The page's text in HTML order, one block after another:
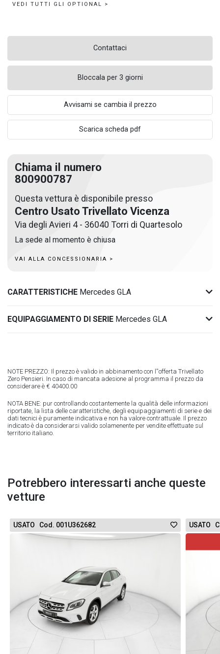
VEDI TUTTI GLI OPTIONAL >
Contattaci
Bloccala per 3 giorni
Avvisami se cambia il prezzo
Scarica scheda pdf
Chiama il numero
800900787
Questa vettura è disponibile presso
Centro Usato Trivellato Vicenza
Via degli Avieri 4 - 36040 Torri di Quartesolo
La sede al momento è chiusa
VAI ALLA CONCESSIONARIA >
CARATTERISTICHE Mercedes GLA
EQUIPAGGIAMENTO DI SERIE Mercedes GLA
NOTE PREZZO: Il prezzo è valido in abbinamento con l''offerta Trivellato
Zero Pensieri. In caso di mancata adesione al programma il prezzo da
considerare è € 40400.00
NOTA BENE: pur controllando costantemente la qualità delle informazioni
riportate, la lista delle caratteristiche, degli equipaggiamenti di serie e dei
dati tecnici è puramente indicativa e non ha valore contrattuale. Il prezzo
indicato è da considerarsi valido solamenente per vendite effettuate sul
territorio italiano.
Potrebbero interessarti anche queste
vetture
USATO Cod. 001U362682 USATO